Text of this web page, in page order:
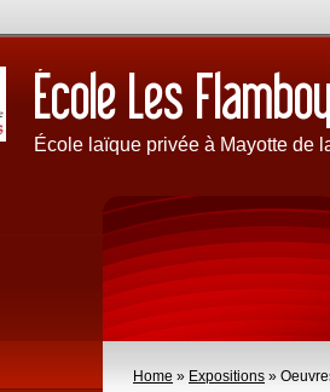
École laïque privée à Mayotte de
Home » Expositions »